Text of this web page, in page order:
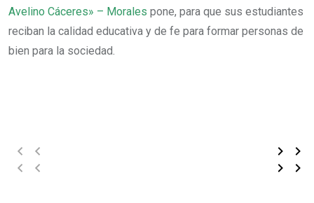
Avelino Cáceres» – Morales pone, para que sus estudiantes
reciban la calidad educativa y de fe para formar personas de
bien para la sociedad.